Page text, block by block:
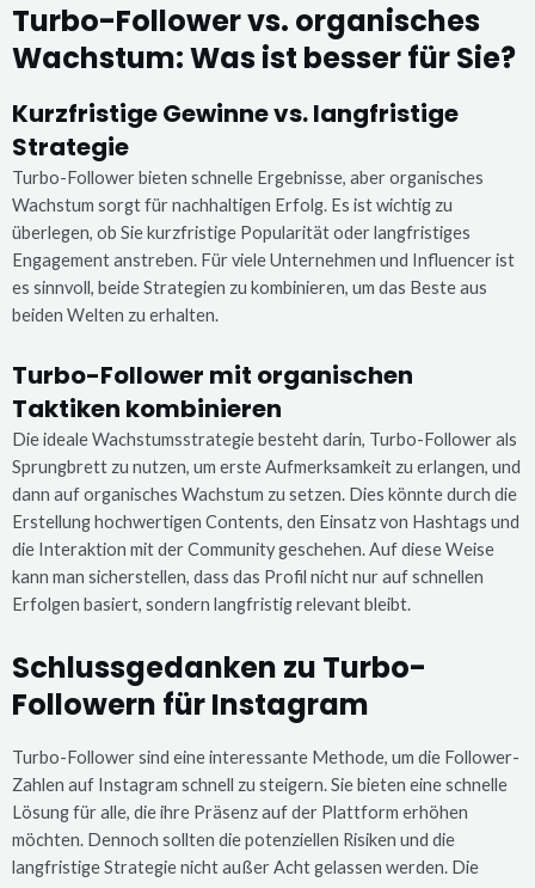
Turbo-Follower vs. organisches
Wachstum: Was ist besser für Sie?
Kurzfristige Gewinne vs. langfristige
Strategie
Turbo-Follower bieten schnelle Ergebnisse, aber organisches
Wachstum sorgt für nachhaltigen Erfolg. Es ist wichtig zu
überlegen, ob Sie kurzfristige Popularität oder langfristiges
Engagement anstreben. Für viele Unternehmen und Influencer ist
es sinnvoll, beide Strategien zu kombinieren, um das Beste aus
beiden Welten zu erhalten.
Turbo-Follower mit organischen
Taktiken kombinieren
Die ideale Wachstumsstrategie besteht darin, Turbo-Follower als
Sprungbrett zu nutzen, um erste Aufmerksamkeit zu erlangen, und
dann auf organisches Wachstum zu setzen. Dies könnte durch die
Erstellung hochwertigen Contents, den Einsatz von Hashtags und
die Interaktion mit der Community geschehen. Auf diese Weise
kann man sicherstellen, dass das Profil nicht nur auf schnellen
Erfolgen basiert, sondern langfristig relevant bleibt.
Schlussgedanken zu Turbo-
Followern für Instagram
Turbo-Follower sind eine interessante Methode, um die Follower-
Zahlen auf Instagram schnell zu steigern. Sie bieten eine schnelle
Lösung für alle, die ihre Präsenz auf der Plattform erhöhen
möchten. Dennoch sollten die potenziellen Risiken und die
langfristige Strategie nicht außer Acht gelassen werden. Die